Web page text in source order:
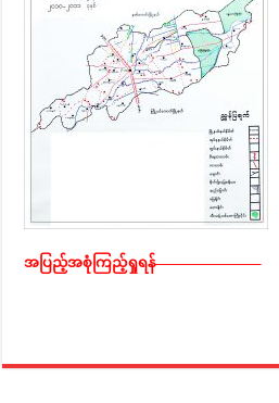
အပြည့်အစုံကြည့်ရှုရန်———————–